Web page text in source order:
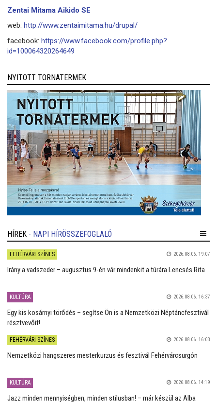
Zentai Mitama Aikido SE
web: http://www.zentaimitama.hu/drupal/
facebook: https://www.facebook.com/profile.php?
id=100064320264649
NYITOTT TORNATERMEK
HÍREK - NAPI HÍRÖSSZEFOGLALÓ
FEHÉRVÁRI SZÍNES 2026.08.06. 19:07
Irány a vadszeder – augusztus 9-én vár mindenkit a túrára Lencsés Rita
KULTÚRA 2026.08.06. 16:37
Egy kis kosárnyi törődés – segítse Ön is a Nemzetközi Néptáncfesztivál
résztvevőit!
FEHÉRVÁRI SZÍNES 2026.08.06. 16:03
Nemzetközi hangszeres mesterkurzus és fesztivál Fehérvárcsurgón
KULTÚRA 2026.08.06. 14:19
Jazz minden mennyiségben, minden stílusban! – már készül az Alba